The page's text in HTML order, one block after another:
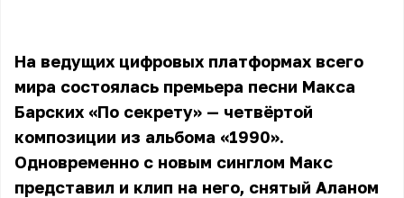
На ведущих цифровых платформах всего
мира состоялась премьера песни Макса
Барских «По секрету» — четвёртой
композиции из альбома «1990».
Одновременно с новым синглом Макс
представил и клип на него, снятый Аланом